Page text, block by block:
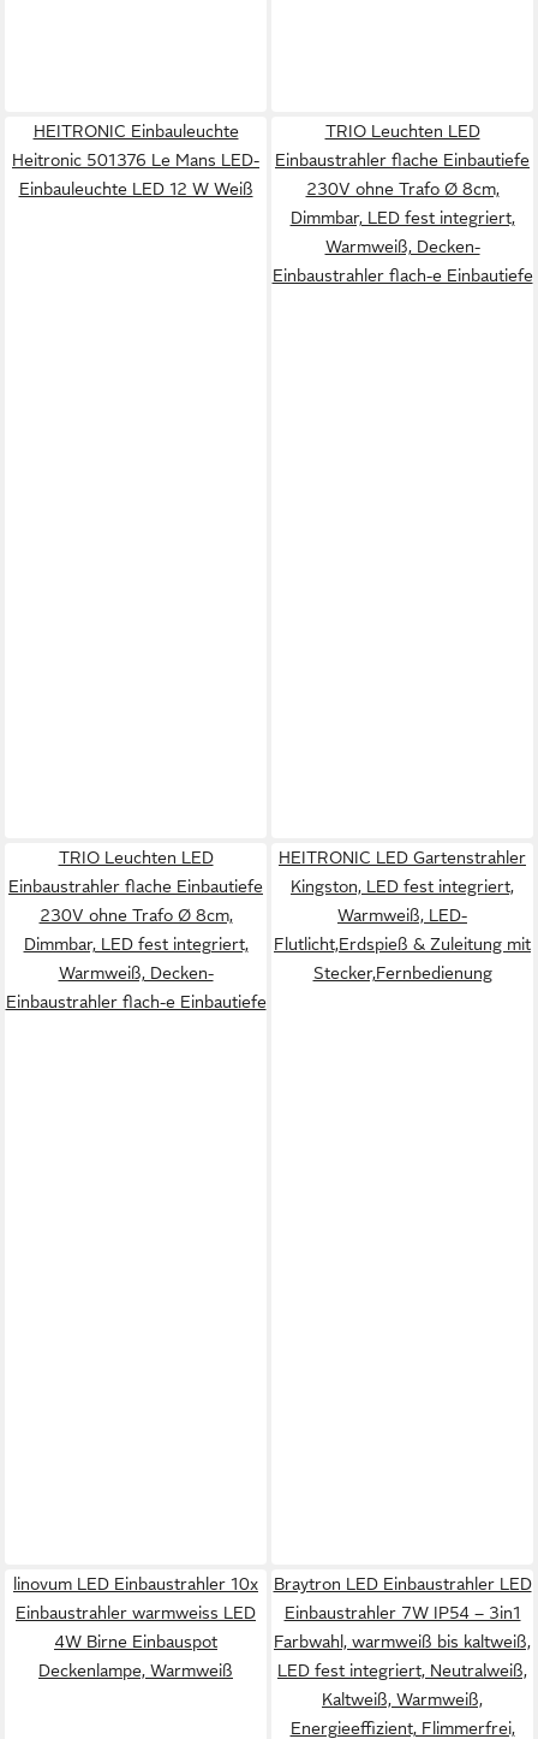
HEITRONIC Einbauleuchte
Heitronic 501376 Le Mans LED-
Einbauleuchte LED 12 W Weiß
TRIO Leuchten LED
Einbaustrahler flache Einbautiefe
230V ohne Trafo Ø 8cm,
Dimmbar, LED fest integriert,
Warmweiß, Decken-
Einbaustrahler flach-e Einbautiefe
TRIO Leuchten LED
Einbaustrahler flache Einbautiefe
230V ohne Trafo Ø 8cm,
Dimmbar, LED fest integriert,
Warmweiß, Decken-
Einbaustrahler flach-e Einbautiefe
HEITRONIC LED Gartenstrahler
Kingston, LED fest integriert,
Warmweiß, LED-
Flutlicht,Erdspieß & Zuleitung mit
Stecker,Fernbedienung
linovum LED Einbaustrahler 10x
Einbaustrahler warmweiss LED
4W Birne Einbauspot
Deckenlampe, Warmweiß
Braytron LED Einbaustrahler LED
Einbaustrahler 7W IP54 – 3in1
Farbwahl, warmweiß bis kaltweiß,
LED fest integriert, Neutralweiß,
Kaltweiß, Warmweiß,
Energieeffizient, Flimmerfrei,